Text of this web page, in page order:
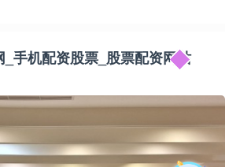
手机配资股票_股票配资网站